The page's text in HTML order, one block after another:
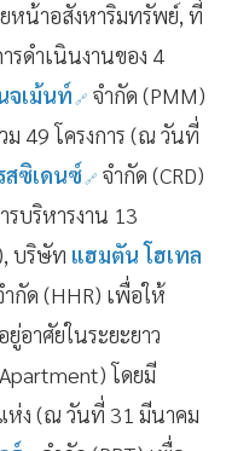
หน้าอสังหาริมทรัพย์, ที่
รดำเนินงานของ 4
จเม้นท์ จำกัด (PMM)
49 โครงการ (ณ วันที่
สซิเดนซ์ จำกัด (CRD)
บริหารงาน 13
บริษัท แฮมตัน โฮเทล
ำกัด (HHR) เพื่อให้
อาศัยในระยะยาว
โดยมี
แห่ง (ณ วันที่ 31 มีนาคม